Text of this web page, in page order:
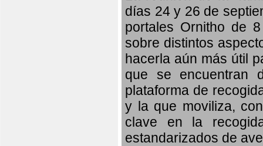
días 24 y 26 de
portales Ornitho de
sobre distintos
hacerla aún más útil
que se encuentran
plataforma de
y la que moviliza,
clave en la
estandarizados de